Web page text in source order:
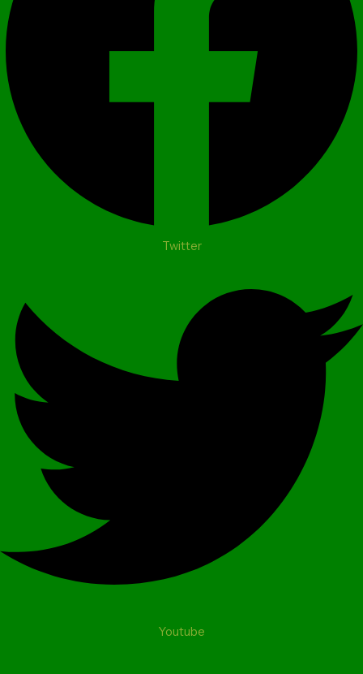
Twitter
Youtube